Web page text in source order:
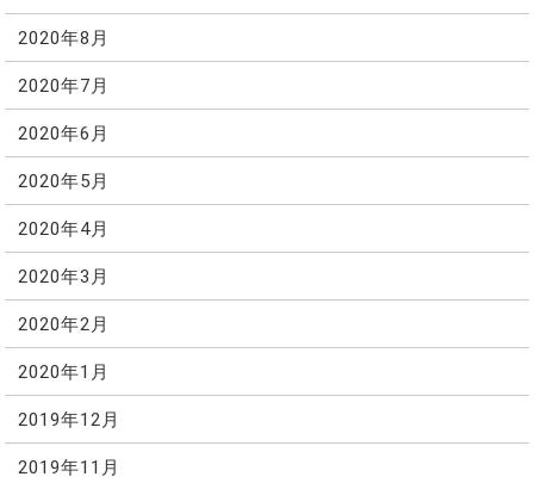
2020年8月
2020年7月
2020年6月
2020年5月
2020年4月
2020年3月
2020年2月
2020年1月
2019年12月
2019年11月